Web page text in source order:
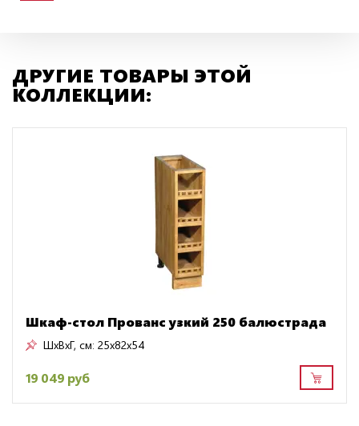
ДРУГИЕ ТОВАРЫ ЭТОЙ
КОЛЛЕКЦИИ:
Шкаф-стол Прованс узкий 250 балюстрада
ШxВxГ, см: 25x82x54
19 049 руб